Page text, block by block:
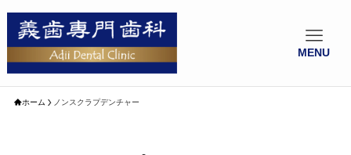
MENU
ホーム ノンスクラプデンチャー